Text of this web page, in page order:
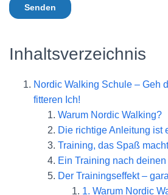
Inhaltsverzeichnis
Nordic Walking Schule – Geh
fitteren Ich!
Warum Nordic Walking?
Die richtige Anleitung ist
Training, das Spaß
Ein Training nach
Der Trainingseffekt –
1. Warum Nordic